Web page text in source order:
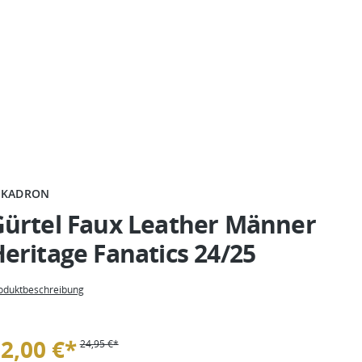
Faux Leather Männer
Fanatics 24/25
€* 24,95 €*